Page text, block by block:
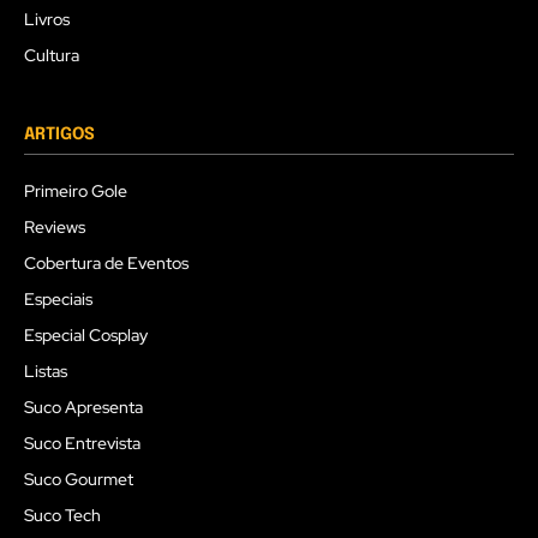
Livros
Cultura
ARTIGOS
Primeiro Gole
Reviews
Cobertura de Eventos
Especiais
Especial Cosplay
Listas
Suco Apresenta
Suco Entrevista
Suco Gourmet
Suco Tech